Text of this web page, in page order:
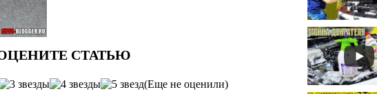
(Еще не оценили)